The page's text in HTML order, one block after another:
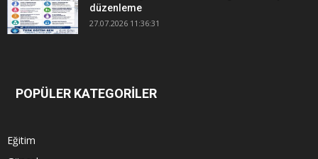
düzenleme
27.07.2026 11:36:31
POPÜLER KATEGORİLER
Eğitim